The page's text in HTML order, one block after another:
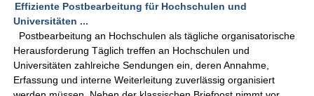
Effiziente Postbearbeitung für Hochschulen und
Universitäten ...
Postbearbeitung an Hochschulen als tägliche organisatorische
Herausforderung Täglich treffen an Hochschulen und
Universitäten zahlreiche Sendungen ein, deren Annahme,
Erfassung und interne Weiterleitung zuverlässig organisiert